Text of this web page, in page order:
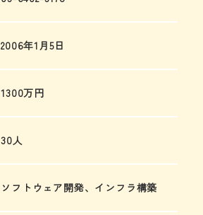
2006年1月5日
1300万円
30人
ソフトウェア開発、インフラ構築